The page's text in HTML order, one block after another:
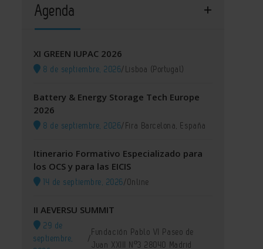
Agenda
XI GREEN IUPAC 2026
8 de septiembre, 2026/Lisboa (Portugal)
Battery & Energy Storage Tech Europe
2026
8 de septiembre, 2026/Fira Barcelona, España
Itinerario Formativo Especializado para
los OCS y para las EICIS
14 de septiembre, 2026/Online
II AEVERSU SUMMIT
29 de
septiembre,
/
Fundación Pablo VI Paseo de
Juan XXIII Nº3 28040 Madrid